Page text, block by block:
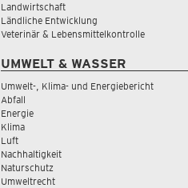
Landwirtschaft
Ländliche Entwicklung
Veterinär & Lebensmittelkontrolle
UMWELT & WASSER
Umwelt-, Klima- und Energiebericht
Abfall
Energie
Klima
Luft
Nachhaltigkeit
Naturschutz
Umweltrecht